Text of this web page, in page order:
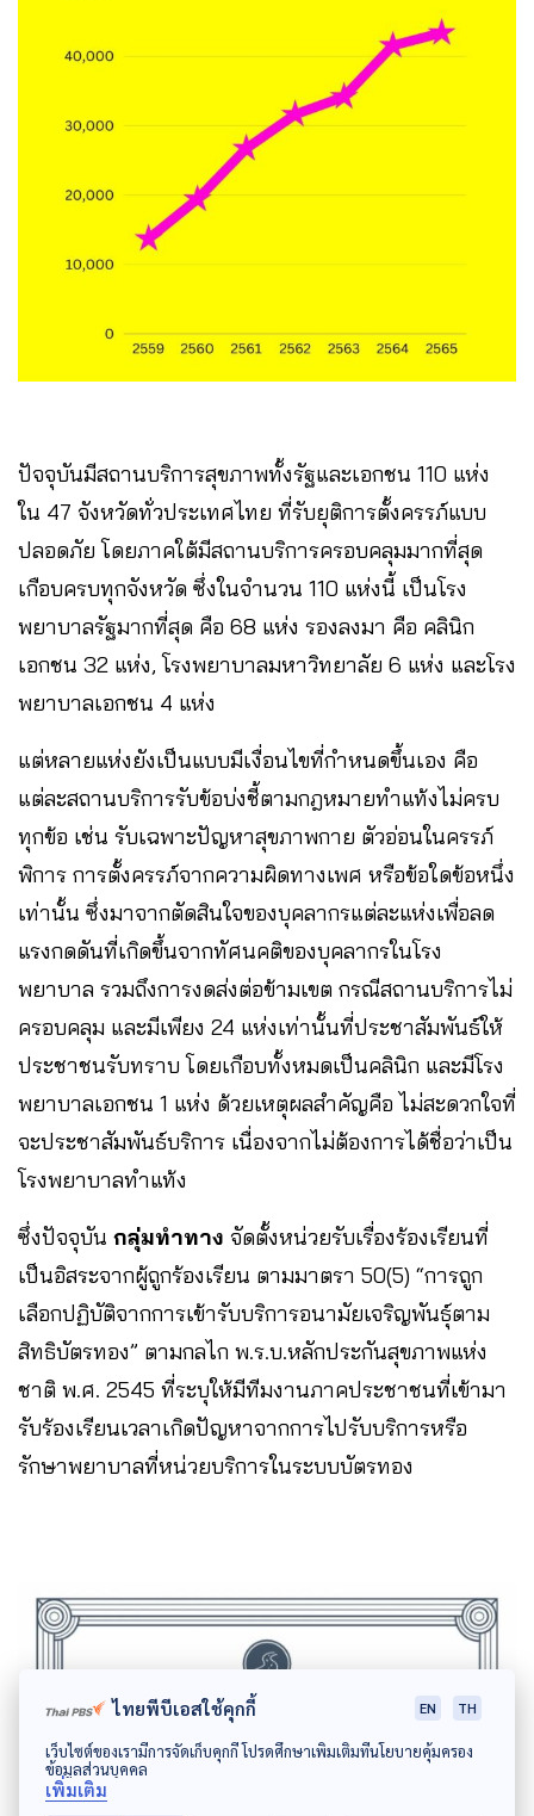
ปัจจุบันมีสถานบริการสุขภาพทั้งรัฐและเอกชน 110 แห่ง
ใน 47 จังหวัดทั่วประเทศไทย ที่รับยุติการตั้งครรภ์แบบ
ปลอดภัย โดยภาคใต้มีสถานบริการครอบคลุมมากที่สุด
เกือบครบทุกจังหวัด ซึ่งในจำนวน 110 แห่งนี้ เป็นโรง
พยาบาลรัฐมากที่สุด คือ 68 แห่ง รองลงมา คือ คลินิก
เอกชน 32 แห่ง, โรงพยาบาลมหาวิทยาลัย 6 แห่ง และโรง
พยาบาลเอกชน 4 แห่ง
แต่หลายแห่งยังเป็นแบบมีเงื่อนไขที่กำหนดขึ้นเอง คือ
แต่ละสถานบริการรับข้อบ่งชี้ตามกฎหมายทำแท้งไม่ครบ
ทุกข้อ เช่น รับเฉพาะปัญหาสุขภาพกาย ตัวอ่อนในครรภ์
พิการ การตั้งครรภ์จากความผิดทางเพศ หรือข้อใดข้อหนึ่ง
เท่านั้น ซึ่งมาจากตัดสินใจของบุคลากรแต่ละแห่งเพื่อลด
แรงกดดันที่เกิดขึ้นจากทัศนคติของบุคลากรในโรง
พยาบาล รวมถึงการงดส่งต่อข้ามเขต กรณีสถานบริการไม่
ครอบคลุม และมีเพียง 24 แห่งเท่านั้นที่ประชาสัมพันธ์ให้
ประชาชนรับทราบ โดยเกือบทั้งหมดเป็นคลินิก และมีโรง
พยาบาลเอกชน 1 แห่ง ด้วยเหตุผลสำคัญคือ ไม่สะดวกใจที่
จะประชาสัมพันธ์บริการ เนื่องจากไม่ต้องการได้ชื่อว่าเป็น
โรงพยาบาลทำแท้ง
ซึ่งปัจจุบัน กลุ่มทำทาง จัดตั้งหน่วยรับเรื่องร้องเรียนที่
เป็นอิสระจากผู้ถูกร้องเรียน ตามมาตรา 50(5) “การถูก
เลือกปฏิบัติจากการเข้ารับบริการอนามัยเจริญพันธุ์ตาม
สิทธิบัตรทอง” ตามกลไก พ.ร.บ.หลักประกันสุขภาพแห่ง
ชาติ พ.ศ. 2545 ที่ระบุให้มีทีมงานภาคประชาชนที่เข้ามา
รับร้องเรียนเวลาเกิดปัญหาจากการไปรับบริการหรือ
รักษาพยาบาลที่หน่วยบริการในระบบบัตรทอง
ไทยพีบีเอสใช้คุกกี้ EN TH
เว็บไซต์ของเรามีการจัดเก็บคุกกี้ โปรดศึกษาเพิ่มเติมที่นโยบายคุ้มครอง
ข้อมูลส่วนบุคคล
เพิ่มเติม